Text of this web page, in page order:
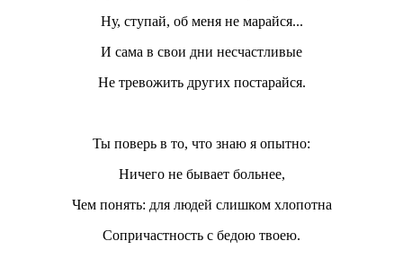
Ну, ступай, об меня не марайся...
И сама в свои дни несчастливые
Не тревожить других постарайся.
Ты поверь в то, что знаю я опытно:
Ничего не бывает больнее,
Чем понять: для людей слишком хлопотна
Сопричастность с бедою твоею.